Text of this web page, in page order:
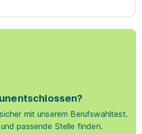
mit unserem Berufswahltest.
passende Stelle finden.